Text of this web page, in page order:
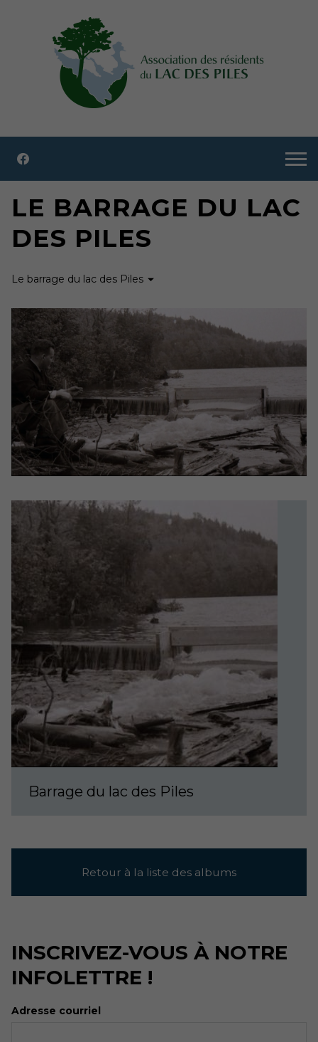
LE BARRAGE DU LAC
DES PILES
Le barrage du lac des Piles
Barrage du lac des Piles
Retour à la liste des albums
INSCRIVEZ-VOUS À NOTRE
INFOLETTRE !
Adresse courriel